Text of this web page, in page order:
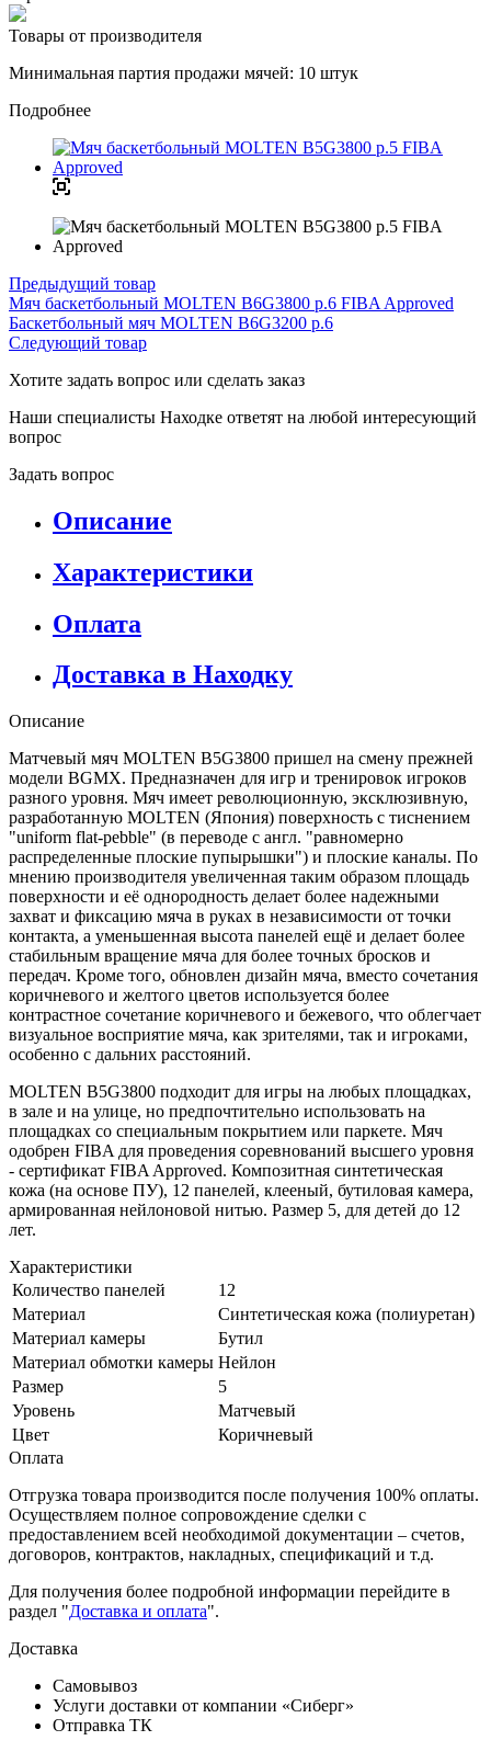
Товары от производителя
Минимальная партия продажи мячей: 10 штук
Подробнее
Предыдущий товар
Мяч баскетбольный MOLTEN B6G3800 р.6 FIBA Approved
Баскетбольный мяч MOLTEN B6G3200 р.6
Следующий товар
Хотите задать вопрос или сделать заказ
Наши специалисты Находке ответят на любой интересующий
вопрос
Задать вопрос
Описание
Характеристики
Оплата
Доставка в Находку
Описание
Матчевый мяч MOLTEN B5G3800 пришел на смену прежней
модели BGMX. Предназначен для игр и тренировок игроков
разного уровня. Мяч имеет революционную, эксклюзивную,
разработанную MOLTEN (Япония) поверхность с тиснением
"uniform flat-pebble" (в переводе с англ. "равномерно
распределенные плоские пупырышки") и плоские каналы. По
мнению производителя увеличенная таким образом площадь
поверхности и её однородность делает более надежными
захват и фиксацию мяча в руках в независимости от точки
контакта, а уменьшенная высота панелей ещё и делает более
стабильным вращение мяча для более точных бросков и
передач. Кроме того, обновлен дизайн мяча, вместо сочетания
коричневого и желтого цветов используется более
контрастное сочетание коричневого и бежевого, что облегчает
визуальное восприятие мяча, как зрителями, так и игроками,
особенно с дальних расстояний.
MOLTEN B5G3800 подходит для игры на любых площадках,
в зале и на улице, но предпочтительно использовать на
площадках со специальным покрытием или паркете. Мяч
одобрен FIBA для проведения соревнований высшего уровня
- сертификат FIBA Approved. Композитная синтетическая
кожа (на основе ПУ), 12 панелей, клееный, бутиловая камера,
армированная нейлоновой нитью. Размер 5, для детей до 12
лет.
Характеристики
Количество панелей
12
Материал
Синтетическая кожа (полиуретан)
Материал камеры
Бутил
Материал обмотки камеры Нейлон
Размер
5
Уровень
Матчевый
Цвет
Коричневый
Оплата
Отгрузка товара производится после получения 100% оплаты.
Осуществляем полное сопровождение сделки с
предоставлением всей необходимой документации – счетов,
договоров, контрактов, накладных, спецификаций и т.д.
Для получения более подробной информации перейдите в
раздел "Доставка и оплата".
Доставка
Самовывоз
Услуги доставки от компании «Сиберг»
Отправка ТК